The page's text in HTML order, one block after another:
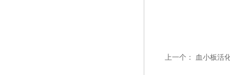
上一个： 血小板活